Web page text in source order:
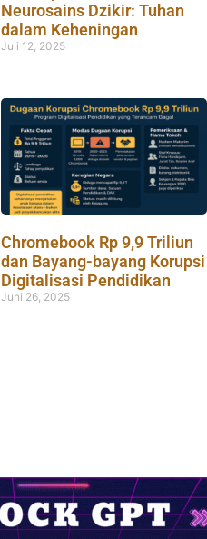
Neurosains Dzikir: Tuhan
dalam Keheningan
Juli 12, 2025
Chromebook Rp 9,9 Triliun
dan Bayang-bayang Korupsi
Digitalisasi Pendidikan
Juni 26, 2025